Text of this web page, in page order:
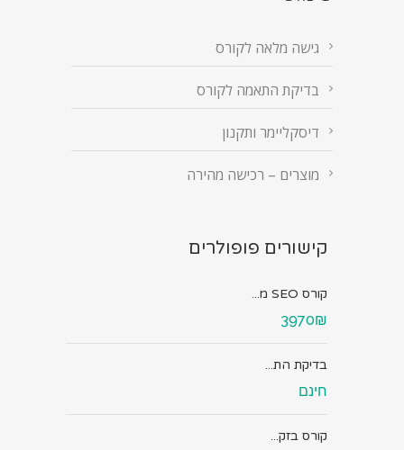
גישה מלאה לקורס
בדיקת התאמה לקורס
דיסקליימר ותקנון
מוצרים – רכישה מהירה
קישורים פופולרים
קורס SEO מ...
3970₪
בדיקת הת...
חינם
קורס בזק...